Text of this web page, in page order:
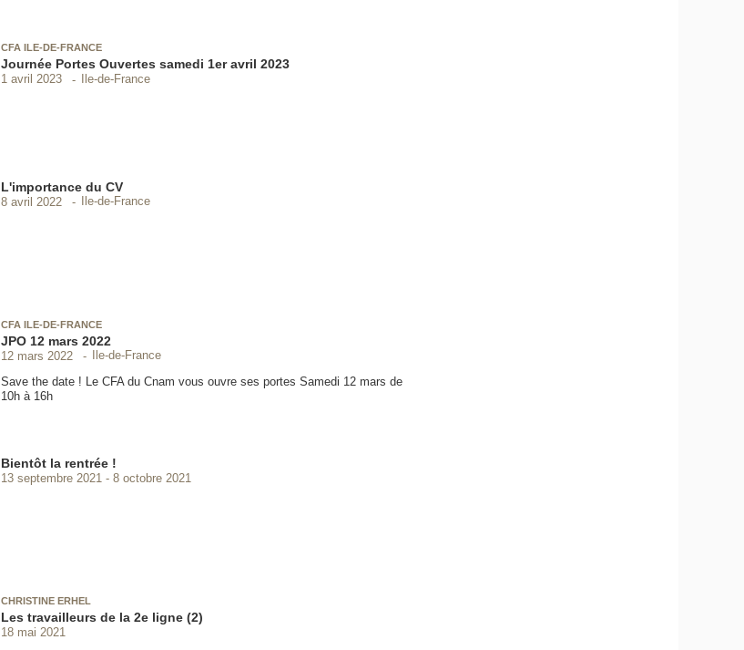
CFA ILE-DE-FRANCE
Journée Portes Ouvertes samedi 1er avril 2023
1 avril 2023 Ile-de-France
L'importance du CV
8 avril 2022 Ile-de-France
CFA ILE-DE-FRANCE
JPO 12 mars 2022
12 mars 2022
Ile-de-France
Save the date ! Le CFA du Cnam vous ouvre ses portes Samedi 12 mars de
10h à 16h
Bientôt la rentrée !
13 septembre 2021 8 octobre 2021
CHRISTINE ERHEL
Les travailleurs de la 2e ligne (2)
18 mai 2021